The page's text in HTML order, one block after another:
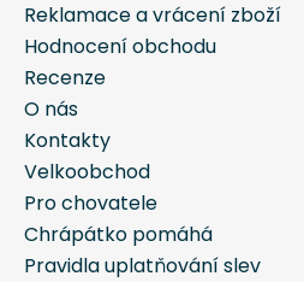
Reklamace a vrácení zboží
Hodnocení obchodu
Recenze
O nás
Kontakty
Velkoobchod
Pro chovatele
Chrápátko pomáhá
Pravidla uplatňování slev